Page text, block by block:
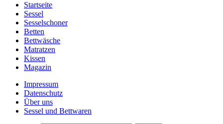
Startseite
Sessel
Sesselschoner
Betten
Bettwäsche
Matratzen
Kissen
Magazin
Impressum
Datenschutz
Über uns
Sessel und Bettwaren